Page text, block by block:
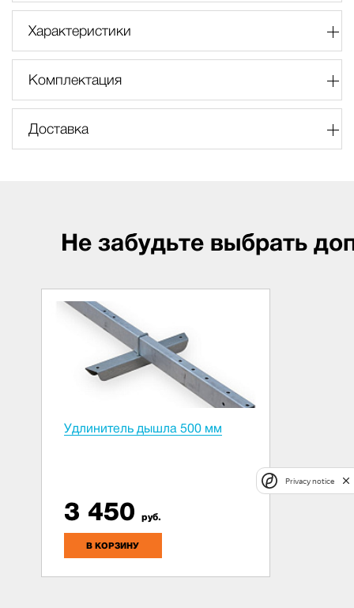
Характеристики
Комплектация
Доставка
Не забудьте выбрать
Удлинитель дышла 500 мм
3 450 руб.
В КОРЗИНУ
Privacy notice